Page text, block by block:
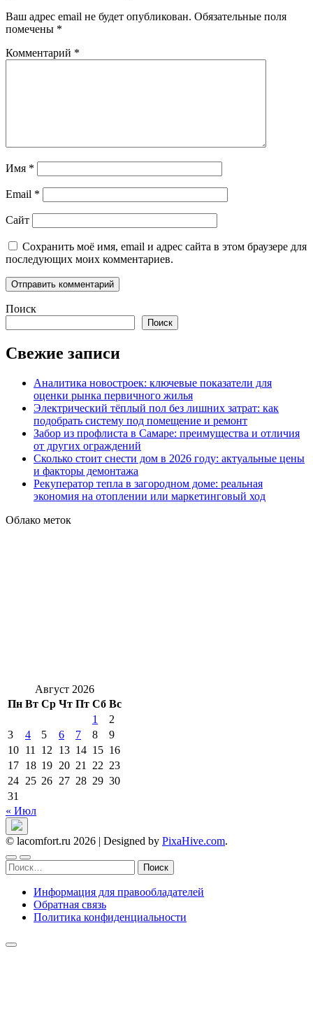
Ваш адрес email не будет опубликован. Обязательные поля
помечены *
Комментарий *
Имя *
Email *
Сайт
Сохранить моё имя, email и адрес сайта в этом браузере для
последующих моих комментариев.
Поиск
Поиск
Свежие записи
Аналитика новостроек: ключевые показатели для
оценки рынка первичного жилья
Электрический тёплый пол без лишних затрат: как
подобрать систему под помещение и ремонт
Забор из профлиста в Самаре: преимущества и отличия
от других ограждений
Сколько стоит снести дом в 2026 году: актуальные цены
и факторы демонтажа
Рекуператор тепла в загородном доме: реальная
экономия на отоплении или маркетинговый ход
Облако меток
Август 2026
Пн Вт Ср Чт Пт Сб Вс
1
2
3
4 5 6 7 8
9
10 11 12 13 14 15 16
17 18 19 20 21 22 23
24 25 26 27 28 29 30
31
« Июл
© lacomfort.ru 2026 | Designed by PixaHive.com.
Найти:
Информация для правообладателей
Обратная связь
Политика конфиденциальности